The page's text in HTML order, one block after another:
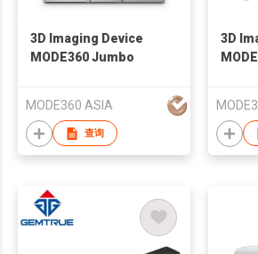
3D Imaging Device
MODE360 Jumbo
MODE360 ASIA
查询
3D